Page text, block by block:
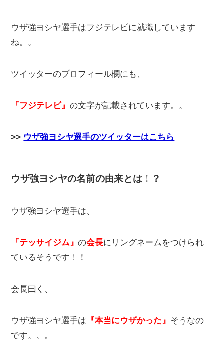
ウザ強ヨシヤ選手はフジテレビに就職しています
ね。。
ツイッターのプロフィール欄にも、
『フジテレビ』の文字が記載されています。。
>> ウザ強ヨシヤ選手のツイッターはこちら
ウザ強ヨシヤの名前の由来とは！？
ウザ強ヨシヤ選手は、
『テッサイジム』の会長にリングネームをつけられ
ているそうです！！
会長曰く、
ウザ強ヨシヤ選手は 『本当にウザかった』 そうなの
です。。。